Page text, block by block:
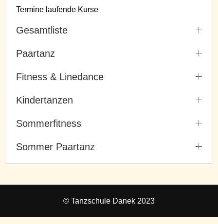
Termine laufende Kurse
Gesamtliste
Paartanz
Fitness & Linedance
Kindertanzen
Sommerfitness
Sommer Paartanz
© Tanzschule Danek 2023